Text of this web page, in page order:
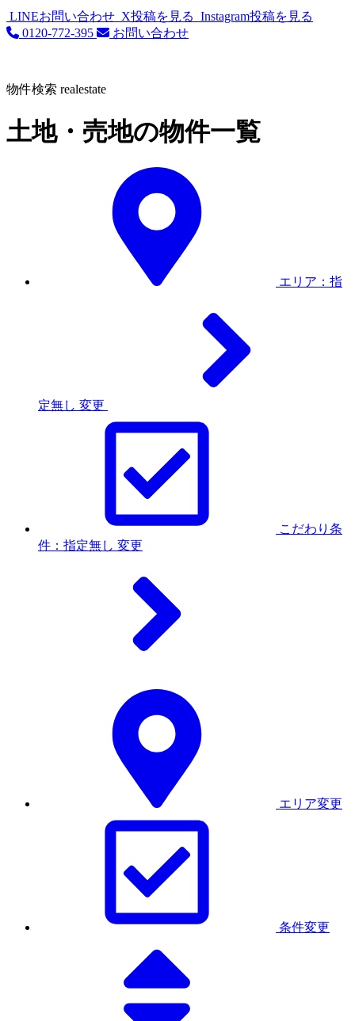
LINEお問い合わせ X投稿を見る Instagram投稿を見る
0120-772-395
お問い合わせ
物件検索 realestate
土地・売地の物件一覧
エリア：指
定無し 変更
こだわり条
件：指定無し 変更
エリア変更
条件変更